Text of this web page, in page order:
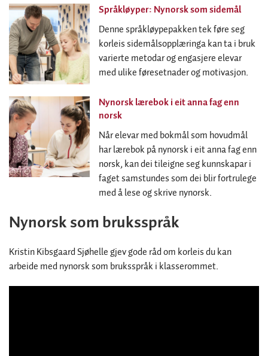
Språkløyper: Nynorsk som sidemål
Denne språkløypepakken tek føre seg
korleis sidemålsopplæringa kan ta i bruk
varierte metodar og engasjere elevar
med ulike føresetnader og motivasjon.
Nynorsk lærebok i eit anna fag enn
norsk
Når elevar med bokmål som hovudmål
har lærebok på nynorsk i eit anna fag enn
norsk, kan dei tileigne seg kunnskapar i
faget samstundes som dei blir fortrulege
med å lese og skrive nynorsk.
Nynorsk som bruksspråk
Kristin Kibsgaard Sjøhelle gjev gode råd om korleis du kan
arbeide med nynorsk som bruksspråk i klasserommet.